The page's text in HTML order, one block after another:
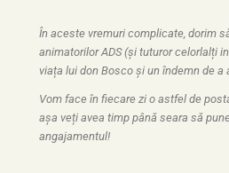
În aceste vremuri complicate, dorim
animatorilor ADS (și tuturor celorlalți
viața lui don Bosco și un îndemn de a
Vom face în fiecare zi o astfel de
așa veți avea timp până seara să
angajamentul!